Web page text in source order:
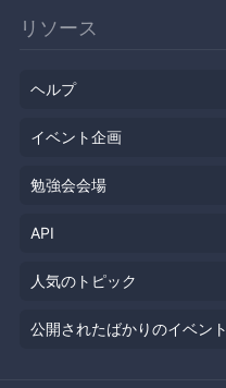
リソース
ヘルプ
イベント企画
勉強会会場
API
人気のトピック
公開されたばかりのイベント